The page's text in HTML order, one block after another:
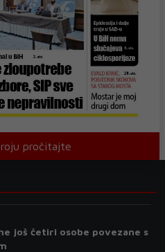
pročitajte
još četiri osobe povezane s